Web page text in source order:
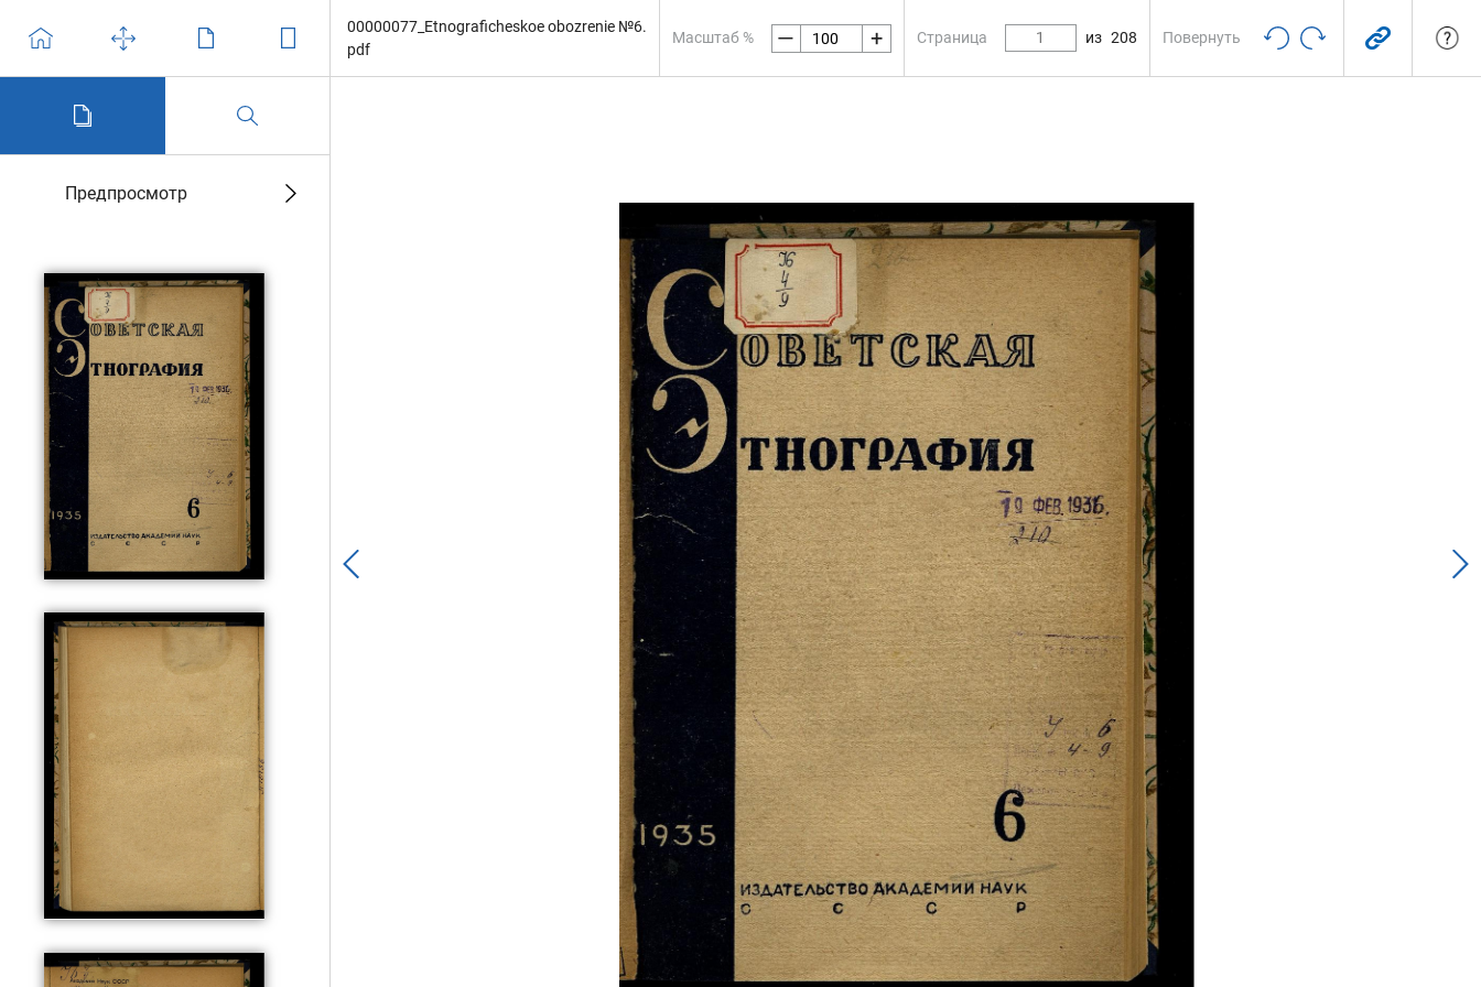
Предпросмотр
00000077_Etnogrаficheskoe obozrenie №6.
pdf
Масштаб % — + Страница из 208 Повернуть